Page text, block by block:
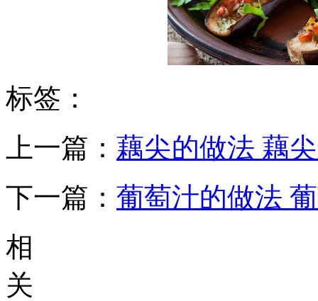
标签：
上一篇： 藕尖的做法 藕
下一篇： 葡萄汁的做法
相
关